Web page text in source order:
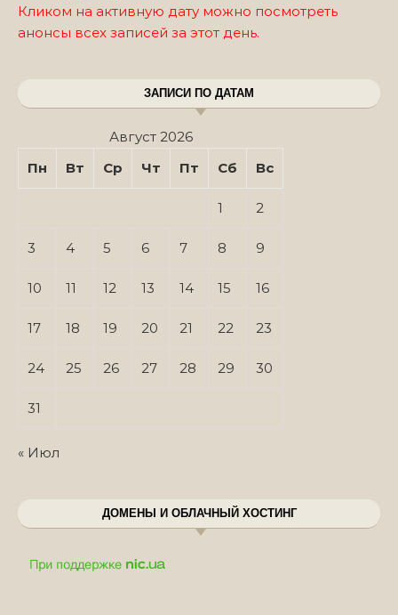
Кликом на активную дату можно посмотреть
анонсы всех записей за этот день.
ЗАПИСИ ПО ДАТАМ
Август 2026
Пн
Вт Ср Чт Пт Сб Вс
1 2
3 4 5 6 7 8 9
10 11 12 13 14 15 16
17 18 19 20 21 22 23
24 25 26 27 28 29 30
31
« Июл
ДОМЕНЫ И ОБЛАЧНЫЙ ХОСТИНГ